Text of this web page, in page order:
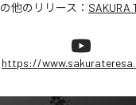
の他のリリース： SAKURA
https://